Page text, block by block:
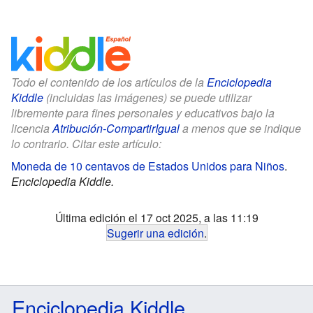
Todo el contenido de los artículos de la Enciclopedia
Kiddle (incluidas las imágenes) se puede utilizar
libremente para fines personales y educativos bajo la
licenciaAtribución-CompartirIguala menos que se indique
lo contrario. Citar este artículo:
Moneda de 10 centavos de Estados Unidos para Niños.
Enciclopedia Kiddle.
Última edición el 17 oct 2025, a las 11:19
Sugerir una edición.